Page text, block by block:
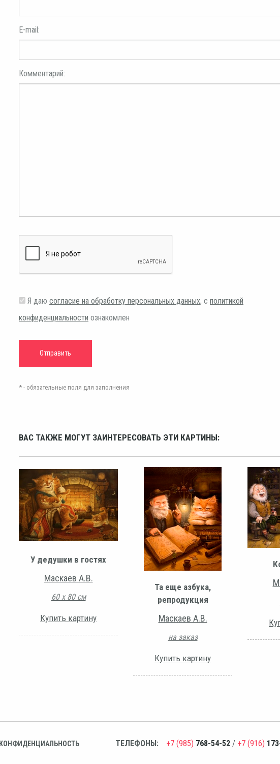
E-mail:
Комментарий:
Я даю согласие на обработку персональных данных, с политикой
конфиденциальности ознакомлен
* - обязательные поля для заполнения
ВАС ТАКЖЕ МОГУТ ЗАИНТЕРЕСОВАТЬ ЭТИ КАРТИНЫ:
У дедушки в гостях
Маскаев А.В.
60 х 80 см
Купить картину
Та еще азбука,
репродукция
Маскаев А.В.
на заказ
Купить картину
КОНФИДЕНЦИАЛЬНОСТЬ ТЕЛЕФОНЫ: +7 (985) 768-54-52 / +7 (916)